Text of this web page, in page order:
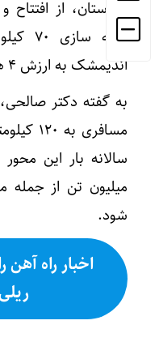
خوزستان، از
خطه
اندیمشک به ارزش ۴ هزار میلیارد تومان خبر داد.
به گفته دکتر
میلیون تن از جمله
شود.
اخبار راه آهن